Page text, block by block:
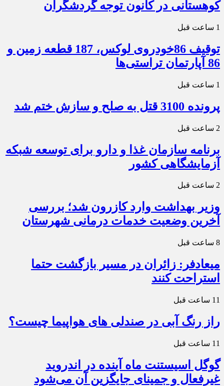
کوهستانی در کانون توجه گردشگران
1 ساعت قبل
توقیف 86خودروی لوکس، 187 قطعه زمین و
86 آپارتمان تراستی‌ها
1 ساعت قبل
پرونده 3100 قتل به صلح و سازش ختم شد
2 ساعت قبل
برنامه سازمان غذا و دارو برای توسعه شبکه
آزمایشگاهی کشور
2 ساعت قبل
وزیر بهداشت وارد کازرون شد؛ بررسی
آخرین وضعیت خدمات درمانی شهرستان
8 ساعت قبل
میعادفر: زائران در مسیر بازگشت حتما
استراحت کنند
11 ساعت قبل
راز رنگ آبی در صندلی های هواپیما چیست؟
11 ساعت قبل
گوگل اسیستنت ماه آینده در اندروید
غیرفعال و جمینای جایگزین آن می‌شود